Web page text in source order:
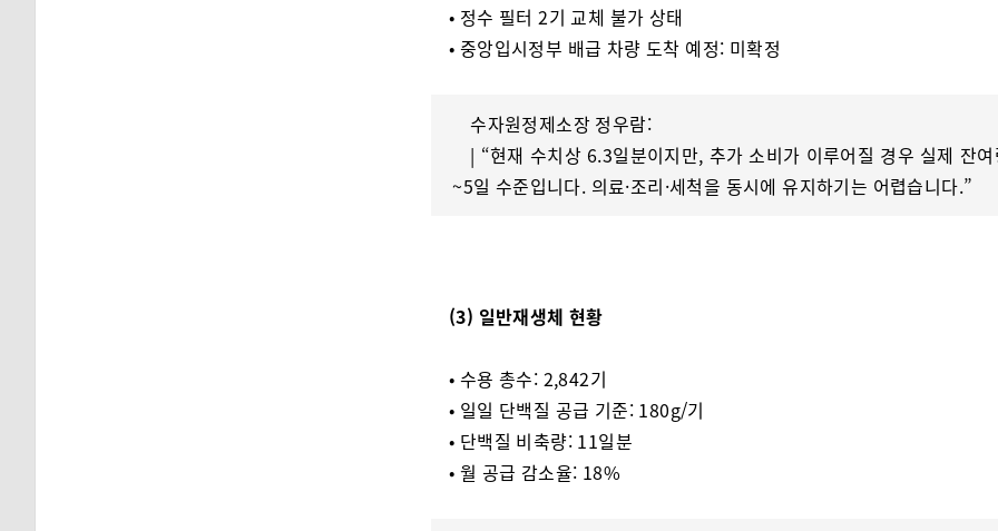
• 정수 필터 2기 교체 불가 상태
• 중앙입시정부 배급 차량 도착 예정: 미확정
수자원정제소장 정우람:
| “현재 수치상 6.3일분이지만, 추가 소비가 이루어질 경우 실제 잔
~5일 수준입니다. 의료·조리·세척을 동시에 유지하기는 어렵습니다.”
(3) 일반재생체 현황
• 수용 총수: 2,842기
• 일일 단백질 공급 기준: 180g/기
• 단백질 비축량: 11일분
• 월 공급 감소율: 18%